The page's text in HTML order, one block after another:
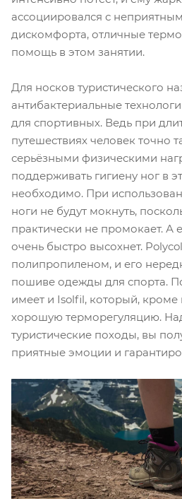
ассоциировался с
дискомфорта, отличные
помощь в этом занятии.
Для носков туристического
антибактериальные
для спортивных. Ведь при
путешествиях человек точно
серьёзными физическими
поддерживать гигиену ног в
необходимо. При
ноги не будут мокнуть,
практически не промокает. А
очень быстро высохнет.
полипропиленом, и его
пошиве одежды для спорта.
имеет и Isolfil, который, кроме
хорошую терморегуляцию.
туристические походы, вы
приятные эмоции и